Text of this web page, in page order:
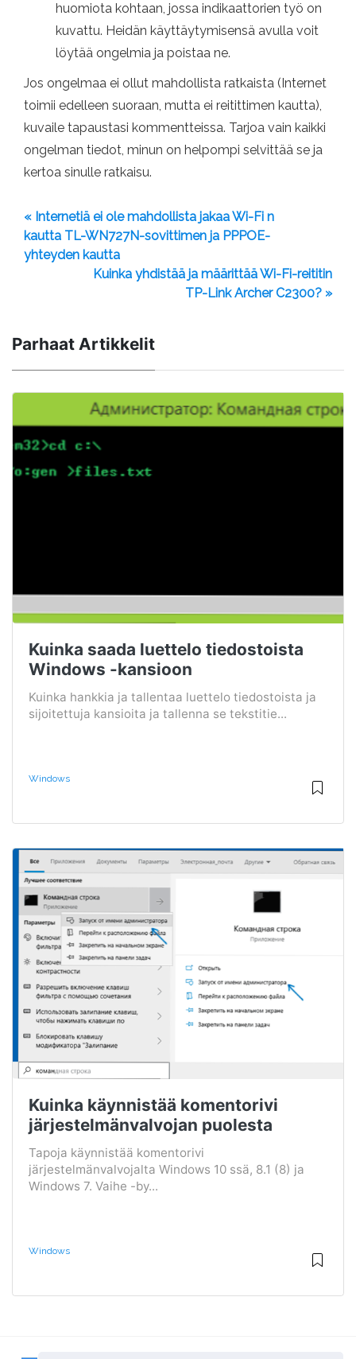
huomiota kohtaan, jossa indikaattorien työ on
kuvattu. Heidän käyttäytymisensä avulla voit
löytää ongelmia ja poistaa ne.
Jos ongelmaa ei ollut mahdollista ratkaista (Internet
toimii edelleen suoraan, mutta ei reitittimen kautta),
kuvaile tapaustasi kommentteissa. Tarjoa vain kaikki
ongelman tiedot, minun on helpompi selvittää se ja
kertoa sinulle ratkaisu.
« Internetiä ei ole mahdollista jakaa Wi-Fi n
kautta TL-WN727N-sovittimen ja PPPOE-
yhteyden kautta
Kuinka yhdistää ja määrittää Wi-Fi-reititin
TP-Link Archer C2300? »
Parhaat Artikkelit
Kuinka saada luettelo tiedostoista
Windows -kansioon
Kuinka hankkia ja tallentaa luettelo tiedostoista ja
sijoitettuja kansioita ja tallenna se tekstitie...
Windows
Kuinka käynnistää komentorivi
järjestelmänvalvojan puolesta
Tapoja käynnistää komentorivi
järjestelmänvalvojalta Windows 10 ssä, 8.1 (8) ja
Windows 7. Vaihe -by...
Windows